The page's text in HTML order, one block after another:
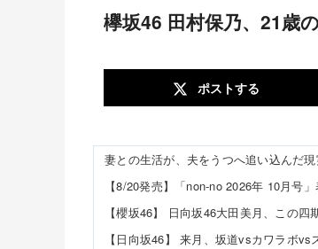
欅坂46 田村保乃、21
ポストする
妻との生活が、夫をうつへ追い込んだ
【8/20発売】「non-no 2026年 10月号
【櫻坂46】 日向坂46大田美月、この四
【日向坂46】 来月、坂道vsカワラボvs